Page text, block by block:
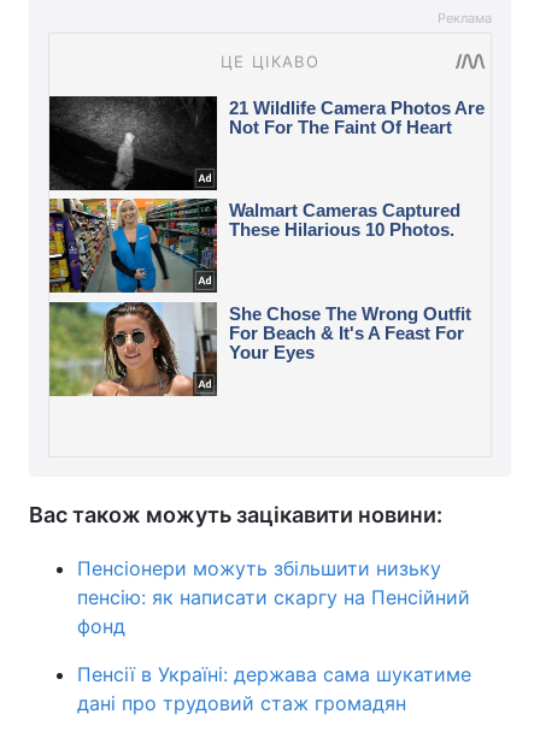
Реклама
Вас також можуть зацікавити новини:
Пенсіонери можуть збільшити низьку
пенсію: як написати скаргу на Пенсійний
фонд
Пенсії в Україні: держава сама шукатиме
дані про трудовий стаж громадян